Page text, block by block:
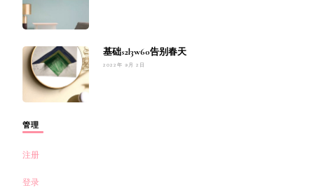
基础s2l3w60告别春天
2022年 9月 2日
管理
注册
登录